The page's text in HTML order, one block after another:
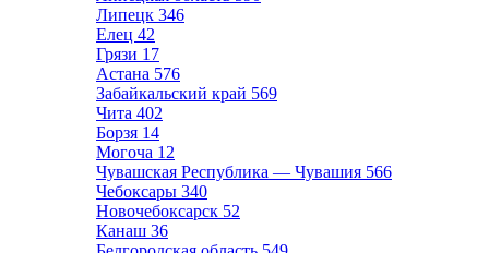
Липецк 346
Елец 42
Грязи 17
Астана 576
Забайкальский край 569
Чита 402
Борзя 14
Могоча 12
Чувашская Республика — Чувашия 566
Чебоксары 340
Новочебоксарск 52
Канаш 36